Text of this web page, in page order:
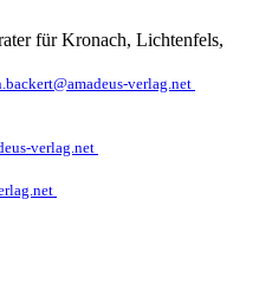
für Kronach, Lichtenfels,
verlag.net
verlag.net